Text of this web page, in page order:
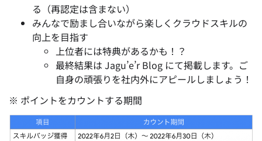
る（再認定は含まない）
みんなで励まし合いながら楽しくクラウドスキルの
向上を目指す
上位者には特典があるかも！？
最終結果は Jagu’e’r Blog にて掲載します。ご
自身の頑張りを社内外にアピールしましょう！
※ ポイントをカウントする期間